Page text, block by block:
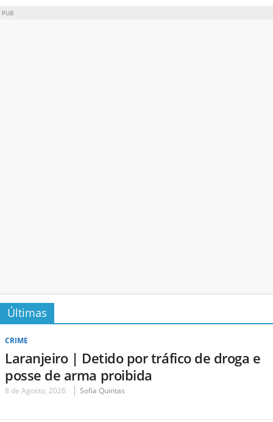
PUB
Últimas
CRIME
Laranjeiro | Detido por tráfico de droga e
posse de arma proibida
8 de Agosto, 2026 Sofia Quintas